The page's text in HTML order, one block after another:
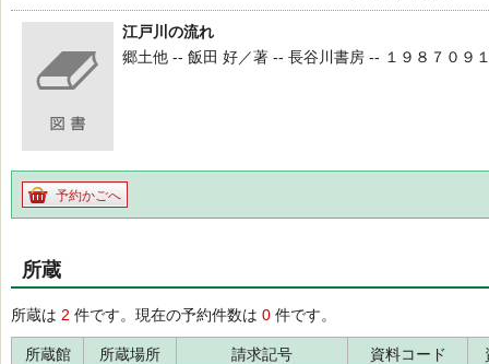
江戸川の流れ
郷土他 -- 飯田 好／著 -- 長谷川書房 -- １９８７０９
予約かごへ
所蔵
所蔵は 2 件です。現在の予約件数は 0 件です。
所蔵館 所蔵場所 請求記号 資料コード